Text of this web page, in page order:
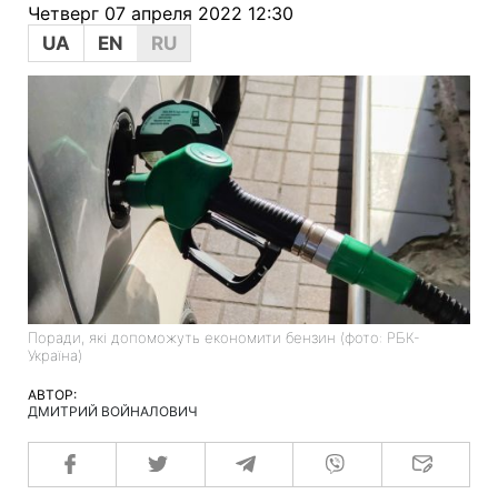
Четверг 07 апреля 2022 12:30
UA
EN RU
Поради, які допоможуть економити бензин (фото: РБК-
Україна)
АВТОР:
ДМИТРИЙ ВОЙНАЛОВИЧ